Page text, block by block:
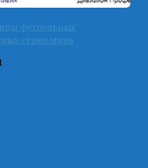
футбольных
стран мира